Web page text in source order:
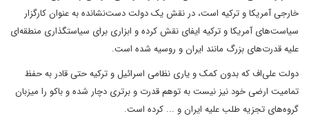
خارجی آمریکا و ترکیه است، در نقش یک دولت دست‌نشانده به عنوان کارگزار
سیاست‌های آمریکا و ترکیه ایفای نقش کرده و ابزاری برای سیاستگذاری منطقه‌ای
علیه قدرت‌های بزرگ مانند ایران و روسیه شده است.
دولت علی‌اف که بدون کمک و یاری نظامی اسرائیل و ترکیه حتی قادر به حفظ
تمامیت ارضی خود نیز نیست به توهم قدرت و برتری دچار شده و باکو را میزبان
گروه‌های تجزیه طلب علیه ایران و ... کرده است.